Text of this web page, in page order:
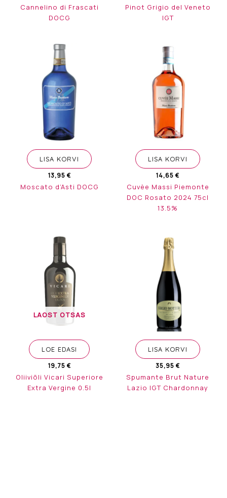
Cannelino di Frascati
DOCG
Pinot Grigio del Veneto
IGT
LISA KORVI
13,95 €
Moscato d’Asti DOCG
LISA KORVI
14,65 €
Cuvèe Massi Piemonte
DOC Rosato 2024 75cl
13.5%
LAOST OTSAS
LOE EDASI
19,75 €
Oliiviõli Vicari Superiore
Extra Vergine 0.5l
LISA KORVI
35,95 €
Spumante Brut Nature
Lazio IGT Chardonnay